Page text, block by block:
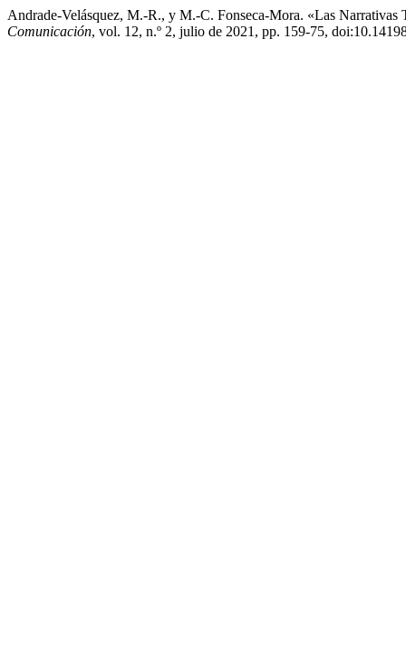
Andrade-Velásquez, M.-R., y M.-C. Fonseca-Mora. «Las
Comunicación, vol. 12, n.º 2, julio de 2021, pp. 159-75,